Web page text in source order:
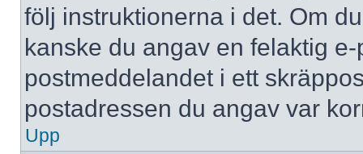
följ instruktionerna i det. Om
kanske du angav en felaktig
postmeddelandet i ett
postadressen du angav var
Upp